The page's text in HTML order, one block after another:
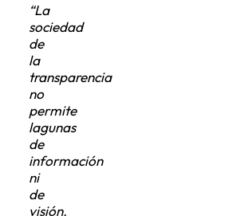
“La
sociedad
de
la
transparencia
no
permite
lagunas
de
información
ni
de
visión.